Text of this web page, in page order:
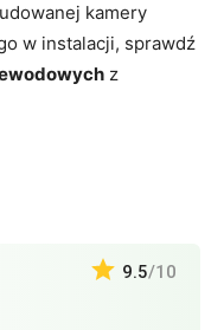
kamery
w instalacji, sprawdź
z
9.5/10